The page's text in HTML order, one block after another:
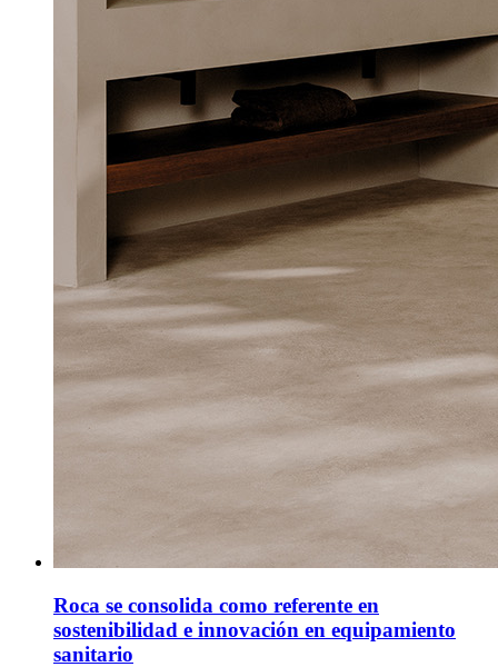
Roca se consolida como referente en
sostenibilidad e innovación en equipamiento
sanitario